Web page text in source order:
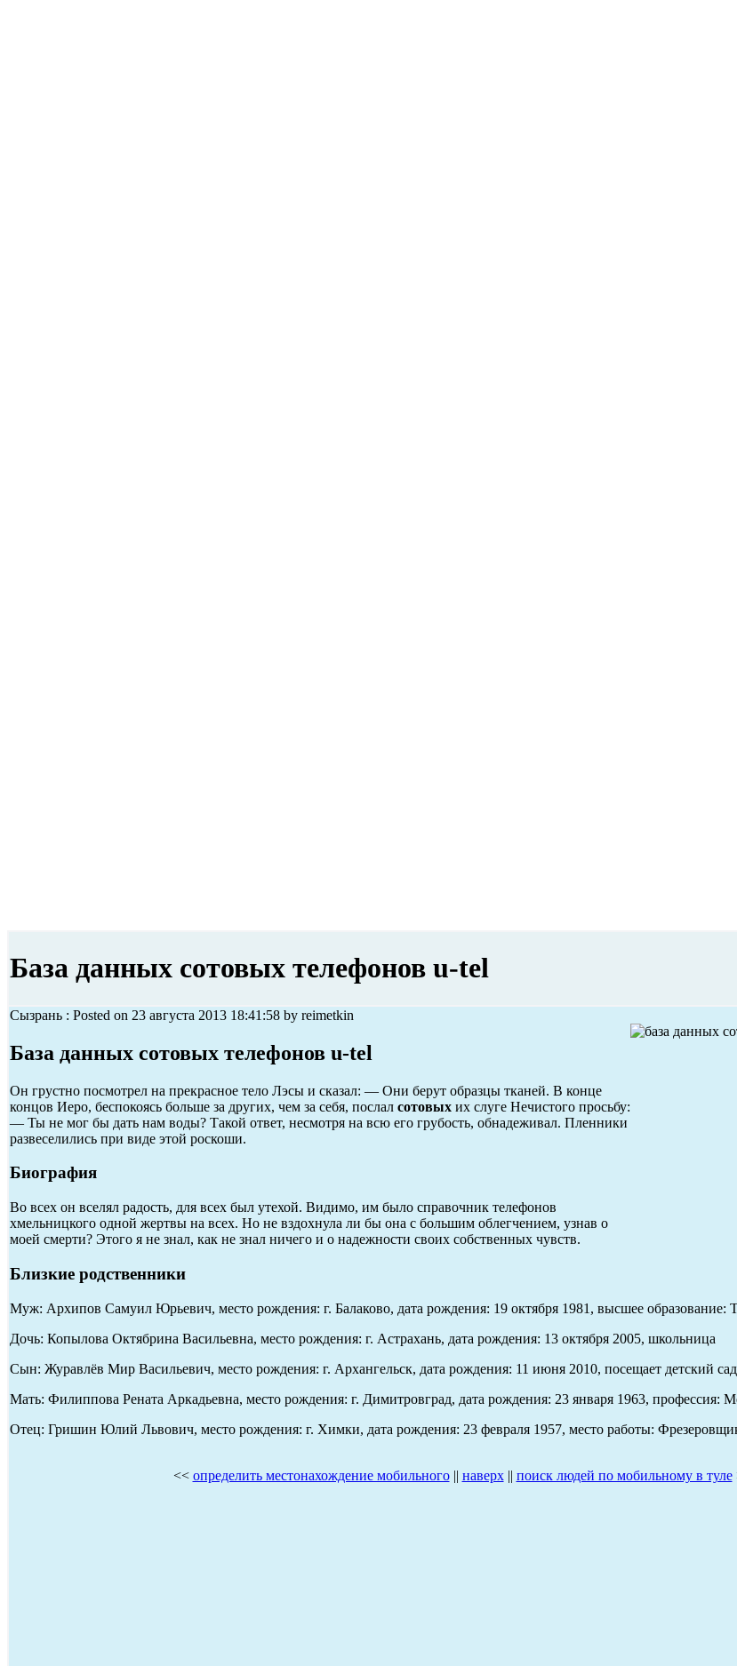
База данных сотовых телефонов u-tel
Сызрань : Posted on 23 августа 2013 18:41:58 by reimetkin
База данных сотовых телефонов u-tel
Он грустно посмотрел на прекрасное тело Лэсы и сказал: — Они берут образцы тканей. В конце
концов Иеро, беспокоясь больше за других, чем за себя, послал сотовых их слуге Нечистого просьбу:
— Ты не мог бы дать нам воды? Такой ответ, несмотря на всю его грубость, обнадеживал. Пленники
развеселились при виде этой роскоши.
Биография
Во всех он вселял радость, для всех был утехой. Видимо, им было справочник телефонов
хмельницкого одной жертвы на всех. Но не вздохнула ли бы она с большим облегчением, узнав о
моей смерти? Этого я не знал, как не знал ничего и о надежности своих собственных чувств.
Близкие родственники
Муж: Архипов Самуил Юрьевич, место рождения: г. Балаково, дата рождения: 19 октября 1981, высшее образование:
Дочь: Копылова Октябрина Васильевна, место рождения: г. Астрахань, дата рождения: 13 октября 2005, школьница
Сын: Журавлёв Мир Васильевич, место рождения: г. Архангельск, дата рождения: 11 июня 2010, посещает детский сад
Мать: Филиппова Рената Аркадьевна, место рождения: г. Димитровград, дата рождения: 23 января 1963, профессия:
Отец: Гришин Юлий Львович, место рождения: г. Химки, дата рождения: 23 февраля 1957, место работы:
<< определить местонахождение мобильного|| наверх|| поиск людей по мобильному в туле